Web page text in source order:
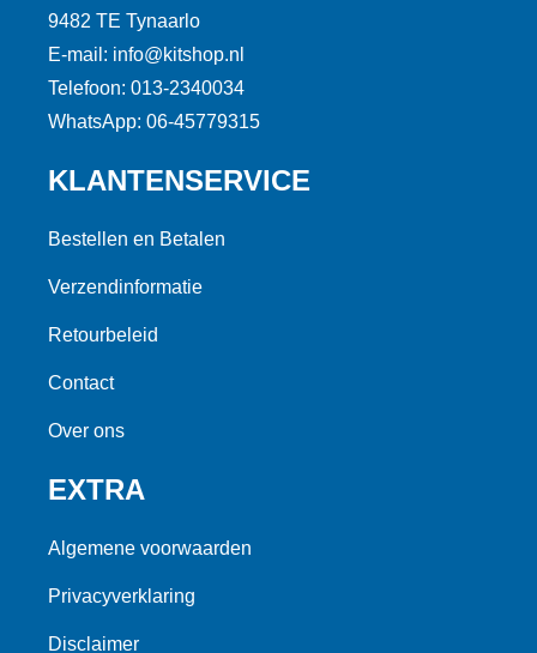
9482 TE Tynaarlo
E-mail: info@kitshop.nl
Telefoon: 013-2340034
WhatsApp: 06-45779315
KLANTENSERVICE
Bestellen en Betalen
Verzendinformatie
Retourbeleid
Contact
Over ons
EXTRA
Algemene voorwaarden
Privacyverklaring
Disclaimer